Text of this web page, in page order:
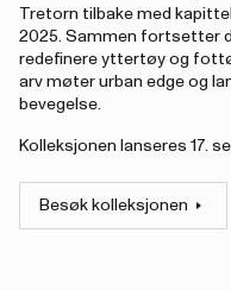
Tretorn tilbake med
2025. Sammen fortsetter
redefinere yttertøy og
arv møter urban edge og
bevegelse.
Kolleksjonen lanseres 17.
Besøk kolleksjonen